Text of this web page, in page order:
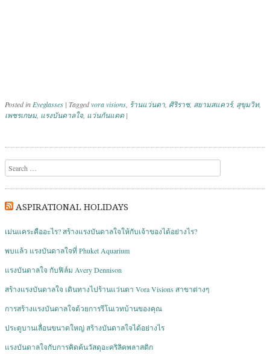
Posted in Eyeglasses | Taggedvora visions ร้านแว่นตา ศิริราช, สยามสแควร์, สุขุมวิท,
เพชรเกษม, แรงบันดาลใจ, แว่นกันแดด |
Post navigation
Search
ASPIRATIONAL HOLIDAYS
เม่นแคระคืออะไร? สร้างแรงบันดาลใจให้กับเจ้าของได้อย่างไร?
พบแล้ว แรงบันดาลใจที่ Phuket Aquarium
แรงบันดาลใจ กับฟิล์ม Avery Dennison
สร้างแรงบันดาลใจ เดินทางไปร้านแว่นตา Vora Visions สาขาต่างๆ
การสร้างแรงบันดาลใจด้วยการรีโนเวทบ้านของคุณ
ประตูบานเลื่อนขนาดใหญ่ สร้างบันดาลใจได้อย่างไร
แรงบันดาลใจกับการคิดค้นวัสดุอะคริลิคพลาสติก